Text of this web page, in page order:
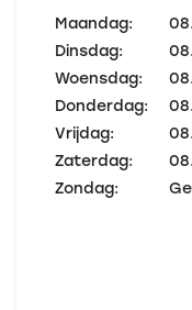
Maandag:
Dinsdag:
Woensdag:
Donderdag:
Vrijdag:
Zaterdag:
Zondag: